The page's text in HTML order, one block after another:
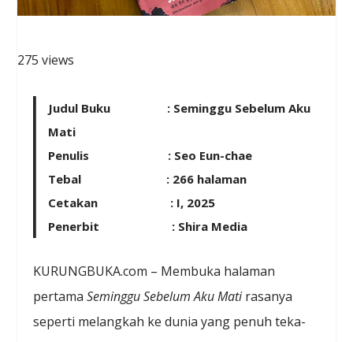
275 views
Judul Buku : Seminggu Sebelum Aku
Mati
Penulis : Seo Eun-chae
Tebal : 266 halaman
Cetakan : I, 2025
Penerbit : Shira Media
KURUNGBUKA.com – Membuka halaman
pertamaSeminggu Sebelum Aku Matirasanya
seperti melangkah ke dunia yang penuh teka-